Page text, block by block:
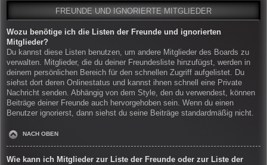
FREUNDE UND IGNORIERTE MITGLIEDER
Wozu benötige ich die Listen der Freunde und ignorierten
Mitglieder?
Du kannst diese Listen benutzen, um andere Mitglieder des Boards zu
verwalten. Mitglieder, die du deiner Freundesliste hinzufügst, werden in
deinem persönlichen Bereich für den schnellen Zugriff aufgelistet. Du
siehst dort deren Onlinestatus und kannst ihnen schnell eine Private
Nachricht senden. Abhängig von dem Style, den du verwendest, können
Beiträge deiner Freunde auch hervorgehoben sein. Wenn du einen
Benutzer ignorierst, dann siehst du seine Beiträge standardmäßig nicht.
NACH OBEN
Wie kann ich Mitglieder zur Liste der Freunde oder zur Liste der